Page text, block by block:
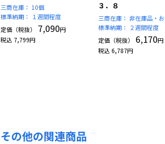
三商在庫： 10個
標準納期：
１週間程度
定価（税抜）
7,090円
税込 7,799円
３．８
三商在庫： 非在庫品・
標準納期：
２週間程度
定価（税抜）
6,170円
税込 6,787円
その他の関連商品